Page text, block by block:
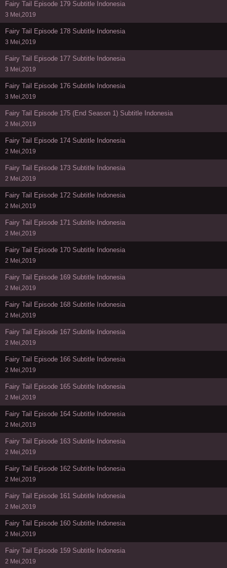
Fairy Tail Episode 179 Subtitle Indonesia
3 Mei,2019
Fairy Tail Episode 178 Subtitle Indonesia
3 Mei,2019
Fairy Tail Episode 177 Subtitle Indonesia
3 Mei,2019
Fairy Tail Episode 176 Subtitle Indonesia
3 Mei,2019
Fairy Tail Episode 175 (End Season 1) Subtitle Indonesia
2 Mei,2019
Fairy Tail Episode 174 Subtitle Indonesia
2 Mei,2019
Fairy Tail Episode 173 Subtitle Indonesia
2 Mei,2019
Fairy Tail Episode 172 Subtitle Indonesia
2 Mei,2019
Fairy Tail Episode 171 Subtitle Indonesia
2 Mei,2019
Fairy Tail Episode 170 Subtitle Indonesia
2 Mei,2019
Fairy Tail Episode 169 Subtitle Indonesia
2 Mei,2019
Fairy Tail Episode 168 Subtitle Indonesia
2 Mei,2019
Fairy Tail Episode 167 Subtitle Indonesia
2 Mei,2019
Fairy Tail Episode 166 Subtitle Indonesia
2 Mei,2019
Fairy Tail Episode 165 Subtitle Indonesia
2 Mei,2019
Fairy Tail Episode 164 Subtitle Indonesia
2 Mei,2019
Fairy Tail Episode 163 Subtitle Indonesia
2 Mei,2019
Fairy Tail Episode 162 Subtitle Indonesia
2 Mei,2019
Fairy Tail Episode 161 Subtitle Indonesia
2 Mei,2019
Fairy Tail Episode 160 Subtitle Indonesia
2 Mei,2019
Fairy Tail Episode 159 Subtitle Indonesia
2 Mei,2019